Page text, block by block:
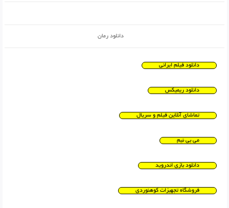
دانلود رمان
دانلود فیلم ایرانی
دانلود ریمیکس
تماشای آنلاین فیلم و سریال
می بی نیم
دانلود بازی اندروید
فروشگاه تجهیزات کوهنوردی